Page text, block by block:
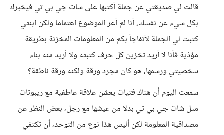
قالت لي صديقتي عن جملة أكتبها على شات جي بي تي فيخبرك
بكل شيء عن نفسك، أنا لم أعر الموضوع اهتماما ولكن ابنتي
كتبت لي الجملة لأتفاجأ بكم من المعلومات المخزنة بطريقة
مؤذية فأنا لا أريد تخزين كل حرف كتبته ولا أريد منه بناء
شخصيتي ورسمها، هو كان مجرد ورقة ولكنه ورقة ناطقة؟
سمعت اليوم أن هناك فتيات يعشن علاقة عاطفية مع ريبوتات
مثل شات جي بي تي بدلا من عيشها مع رجل، بعض النظر عن
مصداقية المعلومة لكن أليس هذا نوع من التوحد، أن تكتفي